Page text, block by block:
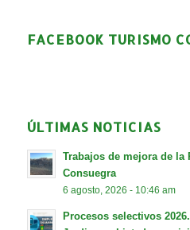
FACEBOOK TURISMO
ÚLTIMAS NOTICIAS
Trabajos de mejora de la
Consuegra
6 agosto, 2026 - 10:46 am
Procesos selectivos